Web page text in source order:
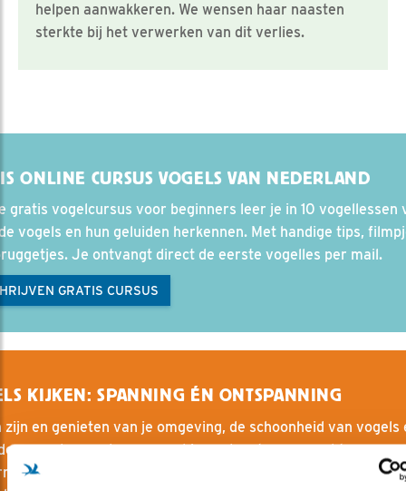
helpen aanwakkeren. We wensen haar naasten
sterkte bij het verwerken van dit verlies.
ONLINE CURSUS VOGELS VAN NEDERLAND
gratis vogelcursus voor beginners leer je in 10 vogellessen
vogels en hun geluiden herkennen. Met handige tips,
Je ontvangt direct de eerste vogelles per mail.
GRATIS CURSUS
KIJKEN: SPANNING ÉN ONTSPANNING
zijn en genieten van je omgeving, de schoonheid van vogels
van hun gedrag gecombineerd met onverwachte
en de vraag of het lukt om een favoriete soort te